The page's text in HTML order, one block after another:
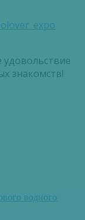
знакомств!